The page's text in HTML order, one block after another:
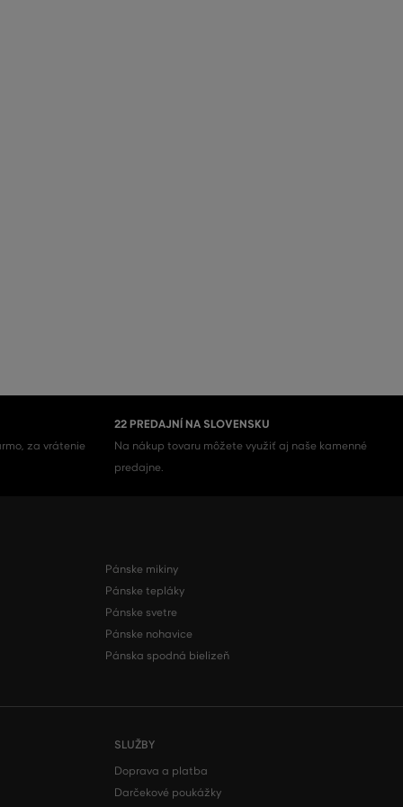
za vrátenie
22 PREDAJNÍ NA SLOVENSKU
Na nákup tovaru môžete využiť aj naše kamenné
predajne.
Pánske mikiny
Pánske tepláky
Pánske svetre
Pánske nohavice
Pánska spodná bielizeň
SLUŽBY
Doprava a platba
Darčekové poukážky